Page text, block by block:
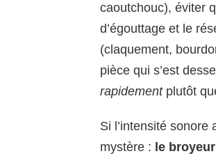
caoutchouc), éviter
d’égouttage et le
(claquement,
pièce qui s’est
rapidementplutôt
Si l’intensité sonore
mystère : le